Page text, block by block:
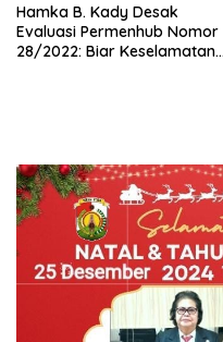
Hamka B. Kady Desak
Evaluasi Permenhub Nomor
28/2022: Biar Keselamatan